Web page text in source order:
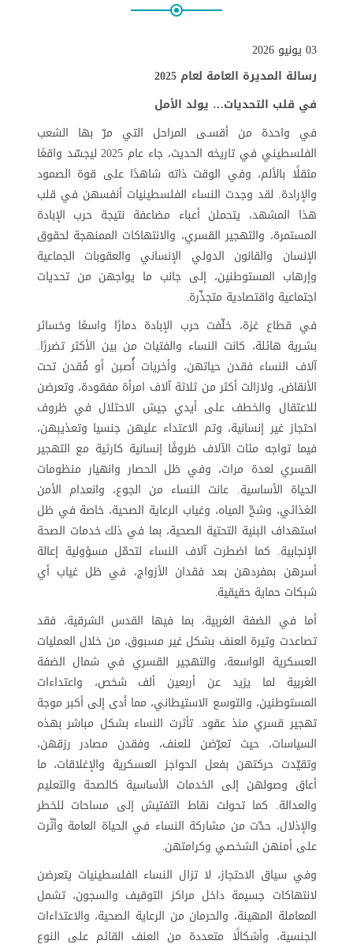
03 يونيو 2026
رسالة المديرة العامة لعام 2025
في قلب التحديات… يولد الأمل
في واحدة من أقسـى المراحل التي مرّ بها الشعب
الفلسطيني في تاريخه الحديث، جاء عام 2025 ليجسّد واقعًا
مثقلًا بالألم، وفي الوقت ذاته شاهدًا على قوة الصمود
والإرادة. لقد وجدت النساء الفلسطينيات أنفسهن في قلب
هذا المشهد، يتحملن أعباء مضاعفة نتيجة حرب الإبادة
المستمرة، والتهجير القسري، والانتهاكات الممنهجة لحقوق
الإنسان والقانون الدولي الإنساني والعقوبات الجماعية
وإرهاب المستوطنين، إلى جانب ما يواجهن من تحديات
اجتماعية واقتصادية متجذّرة.
في قطاع غزة، خلّفت حرب الإبادة دمارًا واسعًا وخسائر
بشـرية هائلة، كانت النساء والفتيات من بين الأكثر تضررًا.
آلاف النساء فقدن حياتهن، وأخريات أُصبن أو فُقدن تحت
الأنقاض، ولازالت أكثر من ثلاثة آلاف امرأة مفقودة، وتعرضن
للاعتقال والخطف على أيدي جيش الاحتلال في ظروف
احتجاز غير إنسانية، وتم الاعتداء عليهن جنسيا وتعذيبهن،
فيما تواجه مئات الآلاف ظروفًا إنسانية كارثية مع التهجير
القسري لعدة مرات، وفي ظل الحصار وانهيار منظومات
الحياة الأساسية. عانت النساء من الجوع، وانعدام الأمن
الغذائي، وشحّ المياه، وغياب الرعاية الصحية، خاصة في ظل
استهداف البنية التحتية الصحية، بما في ذلك خدمات الصحة
الإنجابية. كما اضطرت آلاف النساء لتحمّل مسؤولية إعالة
أسرهن بمفردهن بعد فقدان الأزواج، في ظل غياب أي
شبكات حماية حقيقية.
أما في الضفة الغربية، بما فيها القدس الشرقية، فقد
تصاعدت وتيرة العنف بشكل غير مسبوق، من خلال العمليات
العسكرية الواسعة، والتهجير القسري في شمال الضفة
الغربية لما يزيد عن أربعين ألف شخص، واعتداءات
المستوطنين، والتوسع الاستيطاني، مما أدى إلى أكبر موجة
تهجير قسري منذ عقود. تأثرت النساء بشكل مباشر بهذه
السياسات، حيث تعرّضن للعنف، وفقدن مصادر رزقهن،
وتقيّدت حركتهن بفعل الحواجز العسكرية والإغلاقات، ما
أعاق وصولهن إلى الخدمات الأساسية كالصحة والتعليم
والعدالة. كما تحولت نقاط التفتيش إلى مساحات للخطر
والإذلال، حدّت من مشاركة النساء في الحياة العامة وأثّرت
على أمنهن الشخصي وكرامتهن.
وفي سياق الاحتجاز، لا تزال النساء الفلسطينيات يتعرضن
لانتهاكات جسيمة داخل مراكز التوقيف والسجون، تشمل
المعاملة المهينة، والحرمان من الرعاية الصحية، والاعتداءات
الجنسية، وأشكالًا متعددة من العنف القائم على النوع